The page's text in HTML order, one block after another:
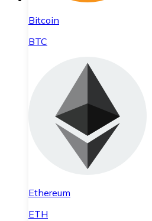
Bitcoin
BTC
Ethereum
ETH